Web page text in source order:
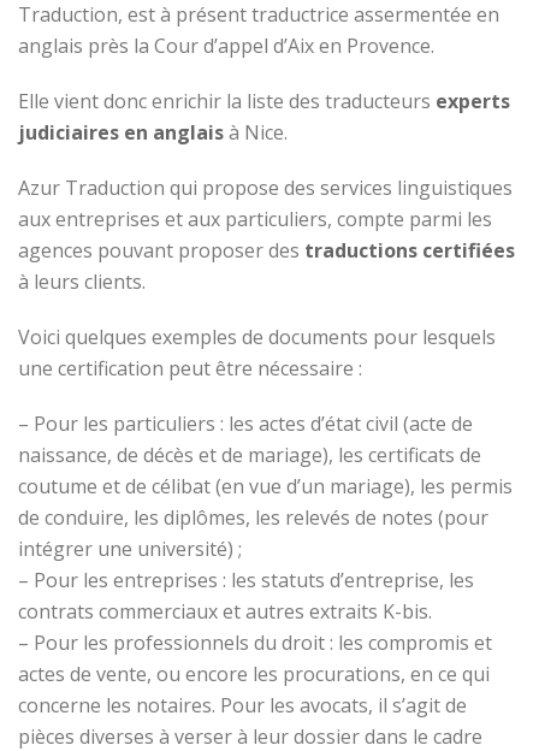
Traduction, est à présent traductrice assermentée en
anglais près la Cour d’appel d’Aix en Provence.
Elle vient donc enrichir la liste des traducteurs experts
judiciaires en anglaisà Nice.
Azur Traduction qui propose des services linguistiques
aux entreprises et aux particuliers, compte parmi les
agences pouvant proposer des traductions certifiées
à leurs clients.
Voici quelques exemples de documents pour lesquels
une certification peut être nécessaire :
– Pour les particuliers : les actes d’état civil (acte de
naissance, de décès et de mariage), les certificats de
coutume et de célibat (en vue d’un mariage), les permis
de conduire, les diplômes, les relevés de notes (pour
intégrer une université) ;
– Pour les entreprises : les statuts d’entreprise, les
contrats commerciaux et autres extraits K-bis.
– Pour les professionnels du droit : les compromis et
actes de vente, ou encore les procurations, en ce qui
concerne les notaires. Pour les avocats, il s’agit de
pièces diverses à verser à leur dossier dans le cadre